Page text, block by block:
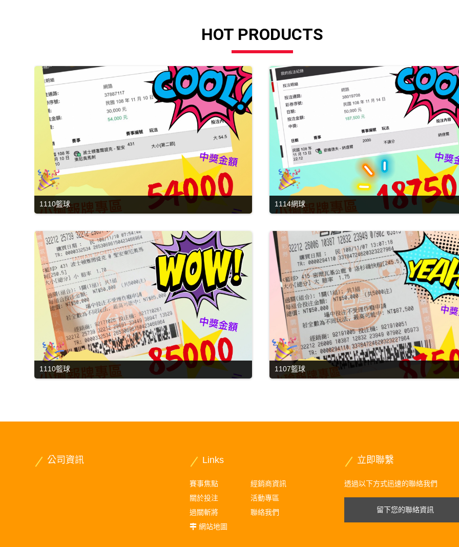
HOT PRODUCTS
1110籃球 1114網球
1110籃球 1107籃球
公司資訊 Links
賽事焦點
經銷商資訊
關於投注
活動專區
過關斬將
聯絡我們
網站地圖
立即聯繫
透過以下方式迅速的聯絡我們
留下您的聯絡資訊